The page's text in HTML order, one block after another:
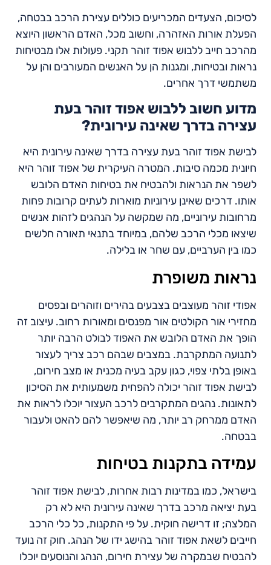
לסיכום, הצעדים המכריעים כוללים עצירת הרכב בבטחה,
הפעלת אורות האזהרה, וחשוב מכל, האדם הראשון היוצא
מהרכב חייב ללבוש אפוד זוהר תקני. פעולות אלו מבטיחות
נראות ובטיחות, ומגנות הן על האנשים המעורבים והן על
משתמשי דרך אחרים.
מדוע חשוב ללבוש אפוד זוהר בעת
עצירה בדרך שאינה עירונית?
לבישת אפוד זוהר בעת עצירה בדרך שאינה עירונית היא
חיונית מכמה סיבות. המטרה העיקרית של אפוד זוהר היא
לשפר את הנראות ולהבטיח את בטיחות האדם הלובש
אותו. דרכים שאינן עירוניות מוארות לעתים קרובות פחות
מרחובות עירוניים, מה שמקשה על הנהגים לזהות אנשים
שיצאו מכלי הרכב שלהם, במיוחד בתנאי תאורה חלשים
כמו בין הערביים, עם שחר או בלילה.
נראות משופרת
אפודי זוהר מעוצבים בצבעים בהירים וזוהרים ובפסים
מחזירי אור הקולטים אור מפנסים ומאורות רחוב. עיצוב זה
הופך את האדם הלובש את האפוד לבולט הרבה יותר
לתנועה המתקרבת. במצבים שבהם רכב צריך לעצור
באופן בלתי צפוי, כגון עקב בעיה מכנית או מצב חירום,
לבישת אפוד זוהר יכולה להפחית משמעותית את הסיכון
לתאונות. נהגים המתקרבים לרכב העצור יוכלו לראות את
האדם ממרחק רב יותר, מה שיאפשר להם להאט ולעבור
בבטחה.
עמידה בתקנות בטיחות
בישראל, כמו במדינות רבות אחרות, לבישת אפוד זוהר
בעת יציאה מרכב בדרך שאינה עירונית היא לא רק
המלצה; זו דרישה חוקית. על פי התקנות, כל כלי הרכב
חייבים לשאת אפוד זוהר בהישג ידו של הנהג. חוק זה נועד
להבטיח שבמקרה של עצירת חירום, הנהג והנוסעים יוכלו